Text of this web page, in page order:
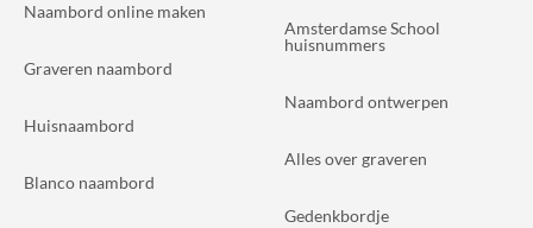
Naambord online maken
Graveren naambord
Huisnaambord
Blanco naambord
Amsterdamse School
huisnummers
Naambord ontwerpen
Alles over graveren
Gedenkbordje